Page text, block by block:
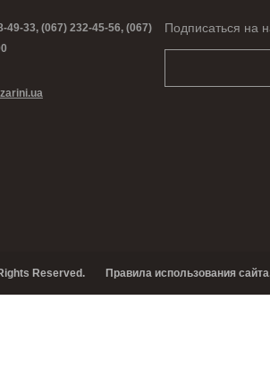
49-33, (067) 232-45-56, (067)
Подписаться на
Reserved. Правила использования сайта